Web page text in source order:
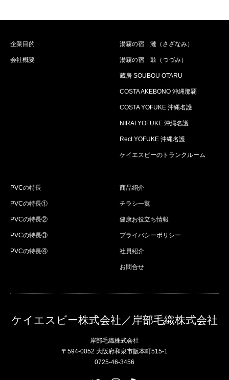
企業目的
会社概要
湯霧の宿 漣（さざなみ）
湯霧の宿 鼓（つづみ）
蔵房 SOUBOU OTARU
COSTA AKEBONO 沖縄那覇
COSTA YOFUKE 沖縄名護
NIRAI YOFUKE 沖縄名護
Rect YOFUKE 沖縄名護
ケイエスビーのトランクルーム
PVCの特長
PVCの特長①
PVCの特長②
PVCの特長③
PVCの特長④
商品紹介
チラシ一覧
健康お役立ち情報
プライバシーポリシー
社員紹介
お問合せ
ケイエスビー株式会社／岸部毛織株式会社
岸部毛織株式会社
〒594-0052 大阪府和泉市阪本町515-1
0725-46-3456